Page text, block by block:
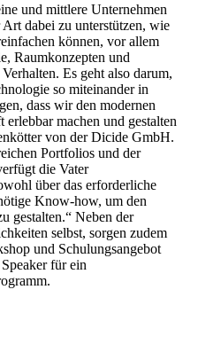
und mittlere Unternehmen
dabei zu unterstützen, wie
können, vor allem
Raumkonzepten und
Es geht also darum,
so miteinander in
dass wir den modernen
machen und gestalten
von der Dicide GmbH.
Portfolios und der
die Vater
über das erforderliche
Know-how, um den
gestalten.“ Neben der
selbst, sorgen zudem
und Schulungsangebot
für ein